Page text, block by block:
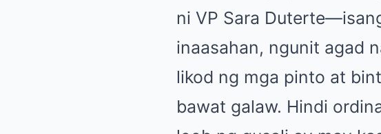
ni VP Sara
inaasahan, ngunit agad
likod ng mga pinto at
bawat galaw. Hindi